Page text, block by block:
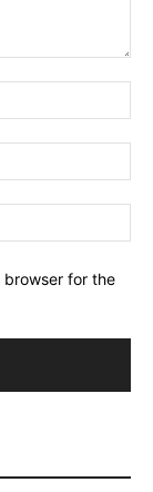
browser for the